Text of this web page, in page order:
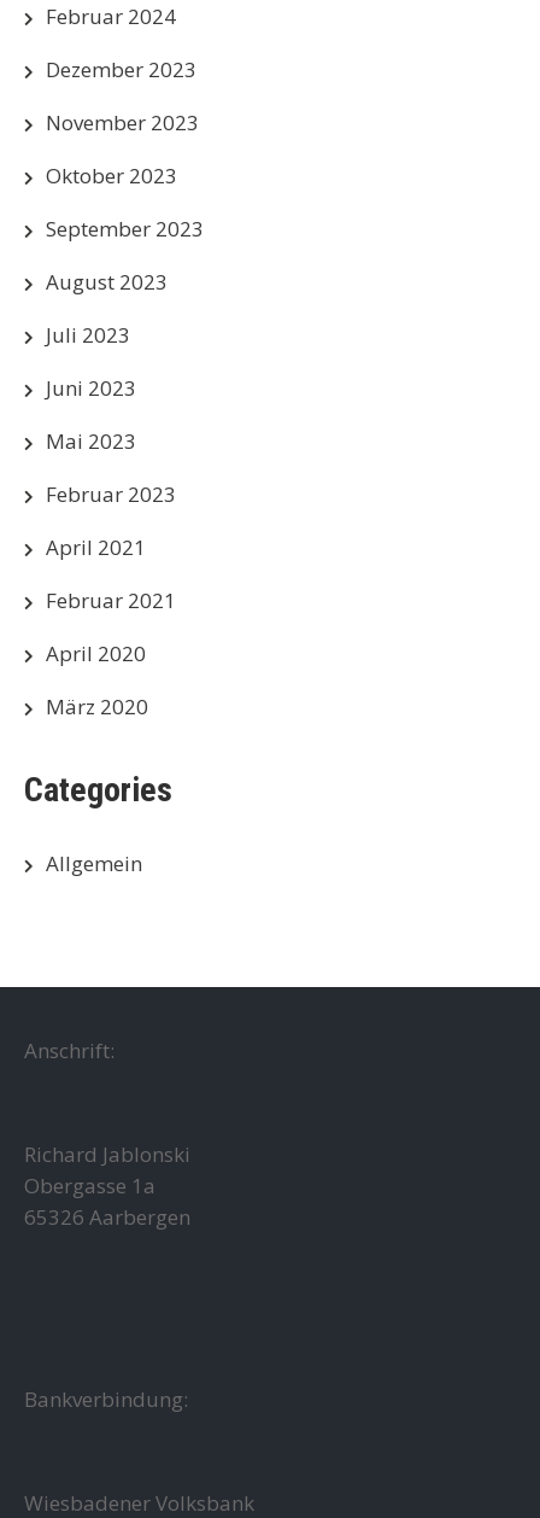
Februar 2024
Dezember 2023
November 2023
Oktober 2023
September 2023
August 2023
Juli 2023
Juni 2023
Mai 2023
Februar 2023
April 2021
Februar 2021
April 2020
März 2020
Categories
Allgemein
Anschrift:
Richard Jablonski
Obergasse 1a
65326 Aarbergen
Bankverbindung:
Wiesbadener Volksbank